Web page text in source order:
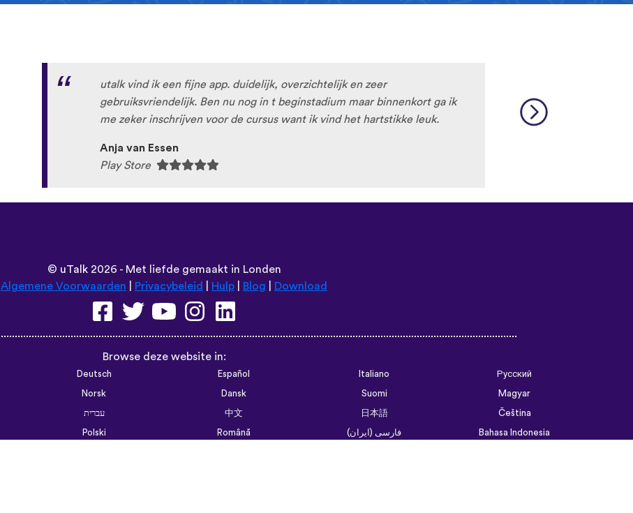
utalk vind ik een fijne app. duidelijk, overzichtelijk en zeer
gebruiksvriendelijk. Ben nu nog in t beginstadium maar binnenkort ga ik
me zeker inschrijven voor de cursus want ik vind het hartstikke leuk.
Anja van Essen
Play Store
© uTalk2026 - Met liefde gemaakt in Londen
Algemene Voorwaarden
Privacybeleid Hulp Blog Download
Browse deze website in:
Deutsch Español Italiano
Русский
Norsk Dansk Suomi
Magyar
עברית 中文 日本語
Čeština
Polski Română فارسی (ایران)
Bahasa Indonesia